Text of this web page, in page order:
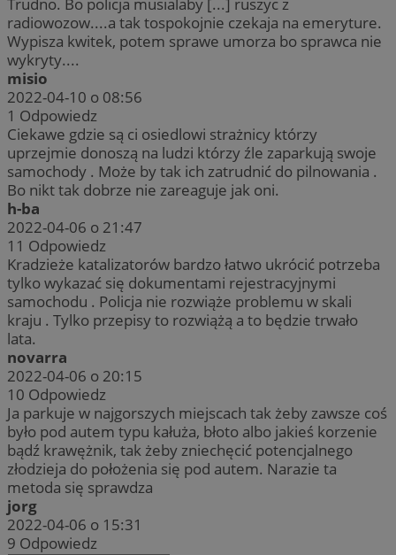
Trudno. Bo policja musialaby [...] ruszyc z
radiowozow....a tak tospokojnie czekaja na emeryture.
Wypisza kwitek, potem sprawe umorza bo sprawca nie
wykryty....
misio
2022-04-10 o 08:56
1 Odpowiedz
Ciekawe gdzie są ci osiedlowi strażnicy którzy
uprzejmie donoszą na ludzi którzy źle zaparkują swoje
samochody . Może by tak ich zatrudnić do pilnowania .
Bo nikt tak dobrze nie zareaguje jak oni.
h-ba
2022-04-06 o 21:47
11 Odpowiedz
Kradzieże katalizatorów bardzo łatwo ukrócić potrzeba
tylko wykazać się dokumentami rejestracyjnymi
samochodu . Policja nie rozwiąże problemu w skali
kraju . Tylko przepisy to rozwiążą a to będzie trwało
lata.
novarra
2022-04-06 o 20:15
10 Odpowiedz
Ja parkuje w najgorszych miejscach tak żeby zawsze coś
było pod autem typu kałuża, błoto albo jakieś korzenie
bądź krawężnik, tak żeby zniechęcić potencjalnego
złodzieja do położenia się pod autem. Narazie ta
metoda się sprawdza
jorg
2022-04-06 o 15:31
9 Odpowiedz